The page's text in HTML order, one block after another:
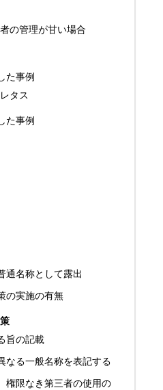
の管理が甘い場合
た事例
タス
た事例
通名称として露出
の実施の有無
旨の記載
なる一般名称を表記する
権限なき第三者の使用の